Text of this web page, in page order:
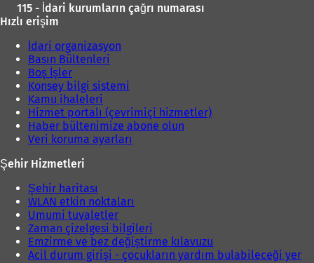
115 - İdari kurumların çağrı numarası
Hızlı erişim
İdari organizasyon
Basın Bültenleri
Boş İşler
Konsey bilgi sistemi
Kamu ihaleleri
Hizmet portalı (çevrimiçi hizmetler)
Haber bültenimize abone olun
Veri koruma ayarları
Şehir Hizmetleri
Şehir haritası
WLAN etkin noktaları
Umumi tuvaletler
Zaman çizelgesi bilgileri
Emzirme ve bez değiştirme kılavuzu
Acil durum girişi - çocukların yardım bulabileceği yer